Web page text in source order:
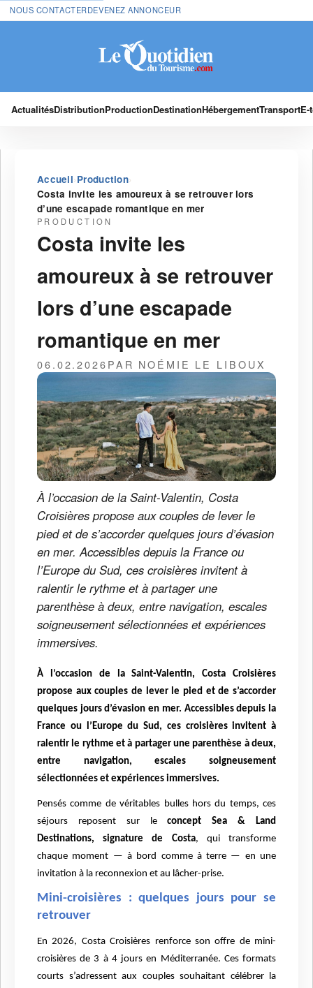
NOUS CONTACTERDEVENEZ ANNONCEUR
ActualitésDistributionProductionDestinationHébergementTransport
Accueil›Production›
Costa invite les amoureux à se retrouver lors
d’une escapade romantique en mer
PRODUCTION
Costa invite les
amoureux à se retrouver
lors d’une escapade
romantique en mer
06.02.2026PAR NOÉMIE LE LIBOUX
À l’occasion de la Saint-Valentin, Costa
Croisières propose aux couples de lever le
pied et de s’accorder quelques jours d’évasion
en mer. Accessibles depuis la France ou
l’Europe du Sud, ces croisières invitent à
ralentir le rythme et à partager une
parenthèse à deux, entre navigation, escales
soigneusement sélectionnées et expériences
immersives.
À l’occasion de la Saint-Valentin, Costa Croisières
propose aux couples de lever le pied et de s’accorder
quelques jours d’évasion en mer. Accessibles depuis la
France ou l’Europe du Sud, ces croisières invitent à
ralentir le rythme et à partager une parenthèse à deux,
entre navigation, escales soigneusement
sélectionnées et expériences immersives.
Pensés comme de véritables bulles hors du temps, ces
séjours reposent sur leconcept Sea & Land
Destinations, signature de Costa, qui transforme
chaque moment — à bord comme à terre — en une
invitation à la reconnexion et au lâcher-prise.
Mini-croisières : quelques jours pour se
retrouver
En 2026, Costa Croisières renforce son offre de mini-
croisières de 3 à 4 jours en Méditerranée. Ces formats
courts s’adressent aux couples souhaitant célébrer la